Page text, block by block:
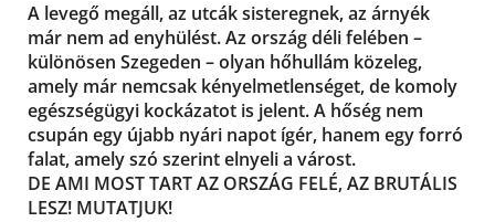
A levegő megáll, az utcák sisteregnek, az árnyék
már nem ad enyhülést. Az ország déli felében –
különösen Szegeden – olyan hőhullám közeleg,
amely már nemcsak kényelmetlenséget, de komoly
egészségügyi kockázatot is jelent. A hőség nem
csupán egy újabb nyári napot ígér, hanem egy forró
falat, amely szó szerint elnyeli a várost.
DE AMI MOST TART AZ ORSZÁG FELÉ, AZ BRUTÁLIS
LESZ! MUTATJUK!